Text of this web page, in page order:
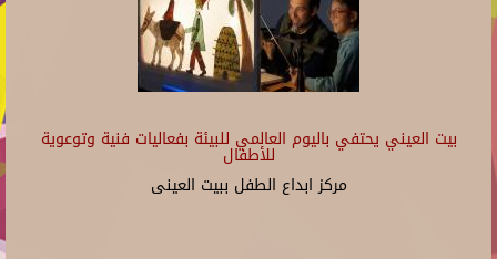
بيت العيني يحتفي باليوم العالمي للبيئة بفعاليات فنية وتوعوية
للأطفال
مركز ابداع الطفل ببيت العينى